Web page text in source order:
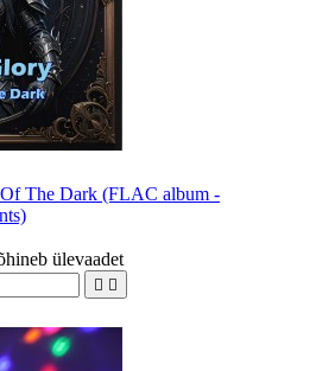
The Dark (FLAC album -
ülevaadet
 